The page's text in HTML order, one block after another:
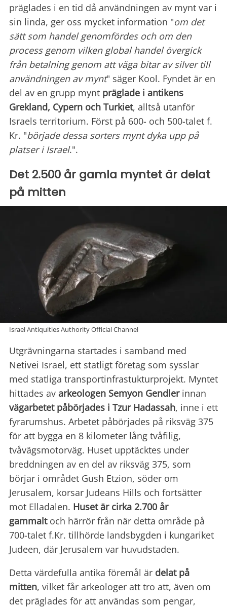
präglades i en tid då användningen av mynt var i
sin linda, ger oss mycket information "om det
sätt som handel genomfördes och om den
process genom vilken global handel övergick
från betalning genom att väga bitar av silver till
användningen av mynt" säger Kool. Fyndet är en
del av en grupp mynt präglade i antikens
Grekland, Cypern och Turkiet, alltså utanför
Israels territorium. Först på 600- och 500-talet f.
Kr. "började dessa sorters mynt dyka upp på
platser i Israel.".
Det 2.500 år gamla myntet är delat
på mitten
Israel Antiquities Authority Official Channel
Utgrävningarna startades i samband med
Netivei Israel, ett statligt företag som sysslar
med statliga transportinfrastukturprojekt. Myntet
hittades av arkeologen Semyon Gendlerinnan
vägarbetet påbörjades i Tzur Hadassah, inne i ett
fyrarumshus. Arbetet påbörjades på riksväg 375
för att bygga en 8 kilometer lång tvåfilig,
tvåvägsmotorväg. Huset upptäcktes under
breddningen av en del av riksväg 375, som
börjar i området Gush Etzion, söder om
Jerusalem, korsar Judeans Hills och fortsätter
mot Elladalen. Huset är cirka 2.700 år
gammalt och härrör från när detta område på
700-talet f.Kr. tillhörde landsbygden i kungariket
Judeen, där Jerusalem var huvudstaden.
Detta värdefulla antika föremål är delat på
mitten, vilket får arkeologer att tro att, även om
det präglades för att användas som pengar,